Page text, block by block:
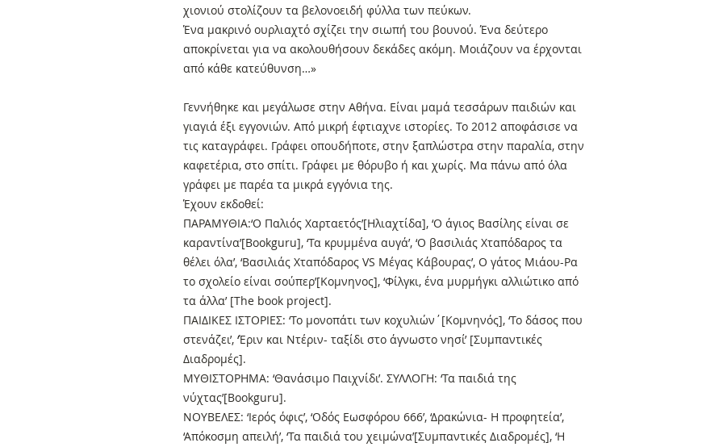
χιονιού στολίζουν τα βελονοειδή φύλλα των πεύκων.
Ένα μακρινό ουρλιαχτό σχίζει την σιωπή του βουνού. Ένα δεύτερο
αποκρίνεται για να ακολουθήσουν δεκάδες ακόμη. Μοιάζουν να έρχονται
από κάθε κατεύθυνση…»
Γεννήθηκε και μεγάλωσε στην Αθήνα. Είναι μαμά τεσσάρων παιδιών και
γιαγιά έξι εγγονιών. Από μικρή έφτιαχνε ιστορίες. Το 2012 αποφάσισε να
τις καταγράφει. Γράφει οπουδήποτε, στην ξαπλώστρα στην παραλία, στην
καφετέρια, στο σπίτι. Γράφει με θόρυβο ή και χωρίς. Μα πάνω από όλα
γράφει με παρέα τα μικρά εγγόνια της.
Έχουν εκδοθεί:
ΠΑΡΑΜΥΘΙΑ:‘Ο Παλιός Χαρταετός’[Ηλιαχτίδα], ‘O άγιος Βασίλης είναι σε
καραντίνα’[Bookguru], ‘Τα κρυμμένα αυγά’, ‘Ο βασιλιάς Χταπόδαρος τα
θέλει όλα’, ‘Βασιλιάς Χταπόδαρος VS Μέγας Κάβουρας’, Ο γάτος Μιάου-Ρα
το σχολείο είναι σούπερ’[Κομνηνος], ‘Φίλγκι, ένα μυρμήγκι αλλιώτικο από
τα άλλα’ [The book project].
ΠΑΙΔΙΚΕΣ ΙΣΤΟΡΙΕΣ: ‘Το μονοπάτι των κοχυλιών΄[Κομνηνός], ‘Το δάσος που
στενάζει’, ‘Έριν και Ντέριν- ταξίδι στο άγνωστο νησί’ [Συμπαντικές
Διαδρομές].
ΜΥΘΙΣΤΟΡΗΜΑ: ‘Θανάσιμο Παιχνίδι’. ΣΥΛΛΟΓΗ: ‘Τα παιδιά της
νύχτας’[Bookguru].
ΝΟΥΒΕΛΕΣ: ‘Ιερός όφις’, ‘Οδός Εωσφόρου 666’, ‘Δρακώνια- Η προφητεία’,
‘Απόκοσμη απειλή’, ‘Τα παιδιά του χειμώνα’[Συμπαντικές Διαδρομές], ‘Η